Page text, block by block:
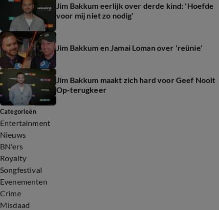
Jim Bakkum eerlijk over derde kind: 'Hoefde
voor mij niet zo nodig'
Jim Bakkum en Jamai Loman over 'reünie'
Jim Bakkum maakt zich hard voor Geef Nooit
Op-terugkeer
Categorieën
Entertainment
Nieuws
BN'ers
Royalty
Songfestival
Evenementen
Crime
Misdaad